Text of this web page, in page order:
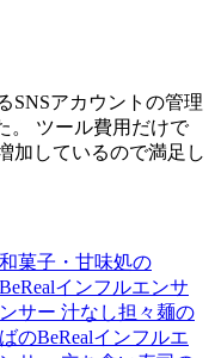
SNSアカウントの管理
。 ツール費用だけで
加しているので満足し
和菓子・甘味処の
インフルエンサ
サー 汁なし担々麺の
のBeRealインフルエ